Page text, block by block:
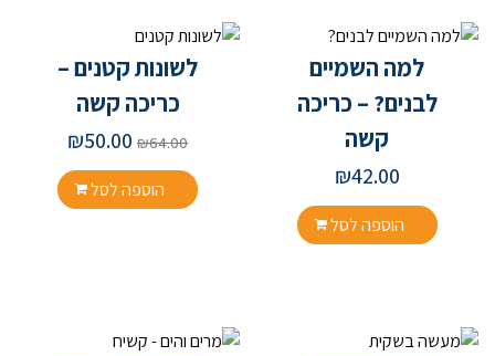
למה השמיים
לבנים? – כריכה
קשה
₪42.00
הוספה לסל
לשונות קטנים –
כריכה קשה
₪64.00
₪50.00
הוספה לסל